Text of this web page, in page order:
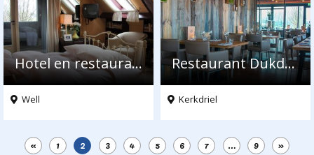
Hotel en restaurant Amadeus
Well
Restaurant Dukdalf
Kerkdriel
« 1 2 3 4 5 6 7 … 9 »